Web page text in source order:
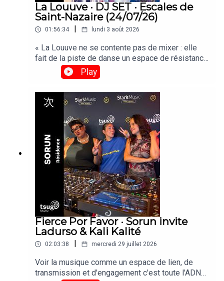
Smerz - You got time and I got money
La Louuve · DJ SET · Escales de
Saint-Nazaire (24/07/26)
01:56:34 | lundi 3 août 2026
« La Louuve ne se contente pas de mixer : elle
fait de la piste de danse un espace de résistance
et de réinvention culturelle. »Retrouvez son set
enregistré depuis le Club 360 des Escales de
Saint-Nazaire le vendredi 24 Juillet 2026. © Brice
Photo
Play
Fierce Por Favor · Sorun invite
Ladurso & Kali Kalité
02:03:38 mercredi 29 juillet 2026
Voir la musique comme un espace de lien, de
transmission et d'engagement c'est toute l'ADN